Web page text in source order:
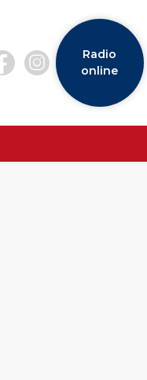
Radio
online